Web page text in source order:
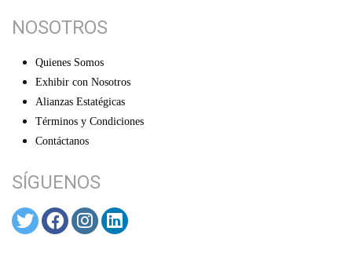
NOSOTROS
Quienes Somos
Exhibir con Nosotros
Alianzas Estatégicas
Términos y Condiciones
Contáctanos
SÍGUENOS